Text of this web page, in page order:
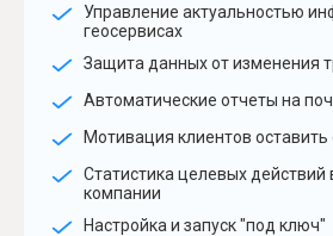
Управление актуальностью
геосервисах
Защита данных от изменения
Автоматические отчеты на
Мотивация клиентов оставить
Статистика целевых действий
компании
Настройка и запуск "под ключ"